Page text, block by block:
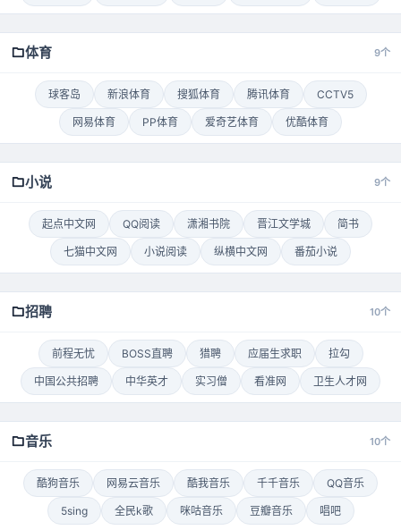
体育 9个
球客岛 新浪体育 搜狐体育 腾讯体育 CCTV5
网易体育 PP体育 爱奇艺体育 优酷体育
小说 9个
起点中文网 QQ阅读 潇湘书院 晋江文学城 简书
七猫中文网 小说阅读 纵横中文网 番茄小说
招聘 10个
前程无忧 BOSS直聘 猎聘 应届生求职 拉勾
中国公共招聘 中华英才 实习僧 看准网 卫生人才网
音乐 10个
酷狗音乐 网易云音乐 酷我音乐 千千音乐 QQ音乐
5sing 全民k歌 咪咕音乐 豆瓣音乐 唱吧